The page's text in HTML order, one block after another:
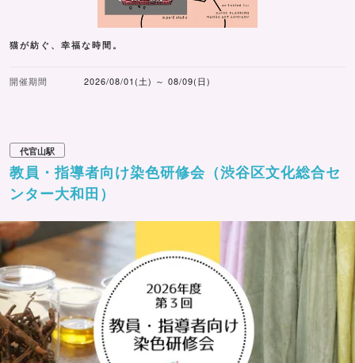
猫が紡ぐ、幸福な時間。
開催期間 2026/08/01(土) ～ 08/09(日)
代官山駅
教員・指導者向け染色研修会（渋谷区文化総合セ
ンター大和田）